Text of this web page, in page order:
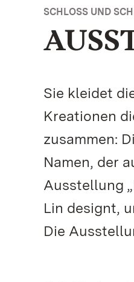
SCHLOSS UND
Sie kleidet
Kreationen
zusammen:
Namen, der
Ausstellung
Lin designt,
Die